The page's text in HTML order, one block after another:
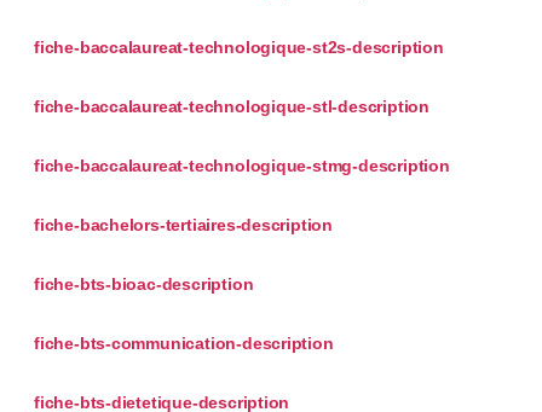
fiche-baccalaureat-technologique-st2s-description
fiche-baccalaureat-technologique-stl-description
fiche-baccalaureat-technologique-stmg-description
fiche-bachelors-tertiaires-description
fiche-bts-bioac-description
fiche-bts-communication-description
fiche-bts-dietetique-description